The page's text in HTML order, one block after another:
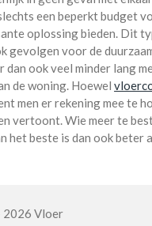
een beperkt budget
oplossing bieden. Dit
gevolgen voor de
ook veel minder lang
de woning. Hoewel
men er rekening mee te
vertoont. Wie meer te
het beste is dan ook beter
Vloer